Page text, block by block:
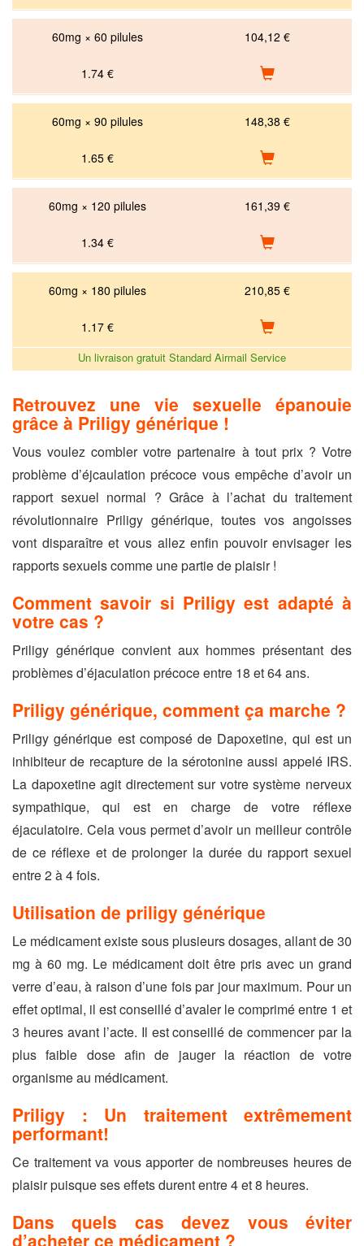
60mg × 60 pilules 104,12 €
1.74 €
60mg × 90 pilules 148,38 €
1.65 €
60mg × 120 pilules 161,39 €
1.34 €
60mg × 180 pilules 210,85 €
1.17 €
Un livraison gratuit Standard Airmail Service
Retrouvez une vie sexuelle épanouie
grâce à Priligy générique !
Vous voulez combler votre partenaire à tout prix ? Votre
problème d’éjcaulation précoce vous empêche d’avoir un
rapport sexuel normal ? Grâce à l’achat du traitement
révolutionnaire Priligy générique, toutes vos angoisses
vont disparaître et vous allez enfin pouvoir envisager les
rapports sexuels comme une partie de plaisir !
Comment savoir si Priligy est adapté à
votre cas ?
Priligy générique convient aux hommes présentant des
problèmes d’éjaculation précoce entre 18 et 64 ans.
Priligy générique, comment ça marche ?
Priligy générique est composé de Dapoxetine, qui est un
inhibiteur de recapture de la sérotonine aussi appelé IRS.
La dapoxetine agit directement sur votre système nerveux
sympathique, qui est en charge de votre réflexe
éjaculatoire. Cela vous permet d’avoir un meilleur contrôle
de ce réflexe et de prolonger la durée du rapport sexuel
entre 2 à 4 fois.
Utilisation de priligy générique
Le médicament existe sous plusieurs dosages, allant de 30
mg à 60 mg. Le médicament doit être pris avec un grand
verre d’eau, à raison d’une fois par jour maximum. Pour un
effet optimal, il est conseillé d’avaler le comprimé entre 1 et
3 heures avant l’acte. Il est conseillé de commencer par la
plus faible dose afin de jauger la réaction de votre
organisme au médicament.
Priligy : Un traitement extrêmement
performant!
Ce traitement va vous apporter de nombreuses heures de
plaisir puisque ses effets durent entre 4 et 8 heures.
Dans quels cas devez vous éviter
d’acheter ce médicament ?